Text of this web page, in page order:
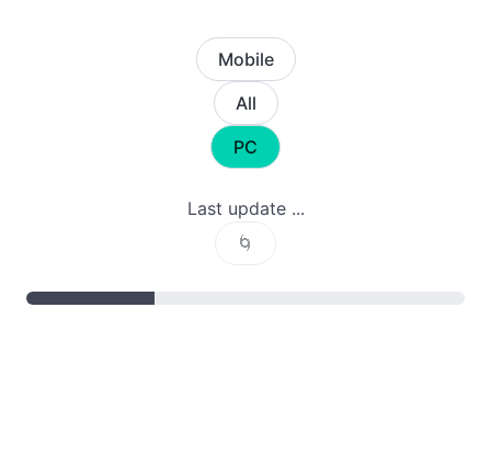
Mobile
All
PC
Last update ...
🌀